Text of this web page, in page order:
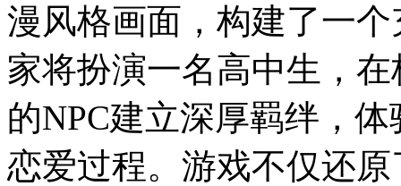
漫风格画面，构建了一
家将扮演一名高中生，
的NPC建立深厚羁绊，
恋爱过程。游戏不仅还